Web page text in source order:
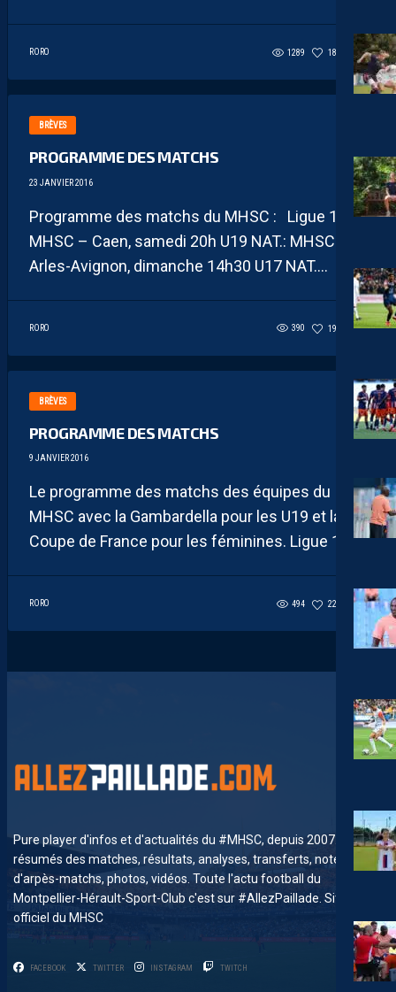
RORO 1289 184 0
BRÈVES
PROGRAMME DES MATCHS
23 JANVIER 2016
Programme des matchs du MHSC : Ligue 1 :
MHSC – Caen, samedi 20h U19 NAT.: MHSC –
Arles-Avignon, dimanche 14h30 U17 NAT....
RORO 390 197 0
BRÈVES
PROGRAMME DES MATCHS
9 JANVIER 2016
Le programme des matchs des équipes du
MHSC avec la Gambardella pour les U19 et la
Coupe de France pour les féminines. Ligue 1 :...
RORO 494 221 0
Pure player d'infos et d'actualités du #MHSC, depuis 2007. News,
résumés des matches, résultats, analyses, transferts, notes
d'arpès-matchs, photos, vidéos. Toute l'actu football du
Montpellier-Hérault-Sport-Club c'est sur #AllezPaillade. Site non-
officiel du MHSC
FACEBOOK TWITTER INSTAGRAM TWITCH